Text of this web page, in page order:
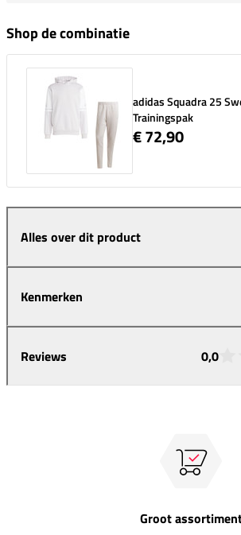
Shop de combinatie
adidas Squadra 25
Trainingspak
€ 72,90
Alles over dit product
Kenmerken
Reviews 0,0
Groot